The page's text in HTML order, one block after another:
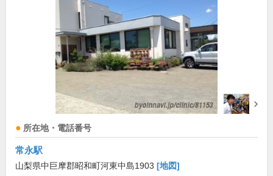
所在地・電話番号
常永駅
山梨県中巨摩郡昭和町河東中島1903 [地図]